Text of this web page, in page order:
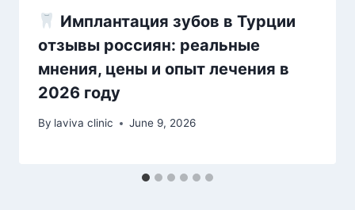
Имплантация зубов в Турции
отзывы россиян: реальные
мнения, цены и опыт лечения в
2026 году
By laviva clinic June 9, 2026